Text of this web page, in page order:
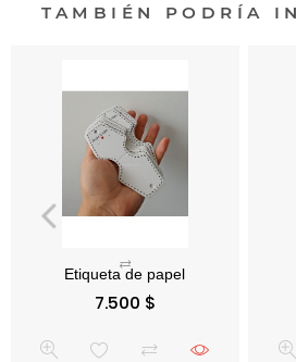
TAMBIÉN PODRÍA
Precio
7.500 $